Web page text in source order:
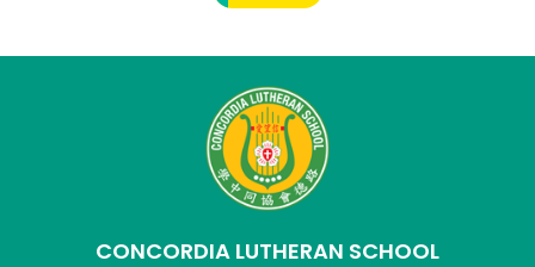
CONCORDIA LUTHERAN SCHOOL